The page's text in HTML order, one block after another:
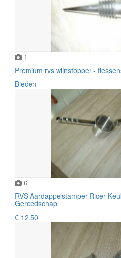
1
Premium rvs wijnstopper -
Bieden
6
RVS Aardappelstamper Ricer
Gereedschap
€ 12,50